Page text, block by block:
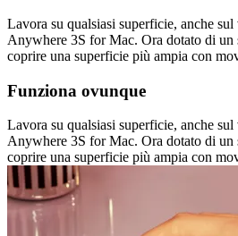
Lavora su qualsiasi superficie, anche
Anywhere 3S for Mac. Ora dotato di un
coprire una superficie più ampia con
Funziona ovunque
Lavora su qualsiasi superficie, anche
Anywhere 3S for Mac. Ora dotato di un
coprire una superficie più ampia con